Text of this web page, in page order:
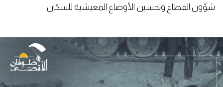
شؤون القطاع وتحسين الأوضاع المعيشية للسكان.